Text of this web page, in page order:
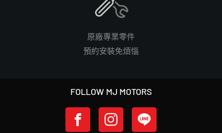
原廠專業零件
預約安裝免煩惱
FOLLOW MJ MOTORS